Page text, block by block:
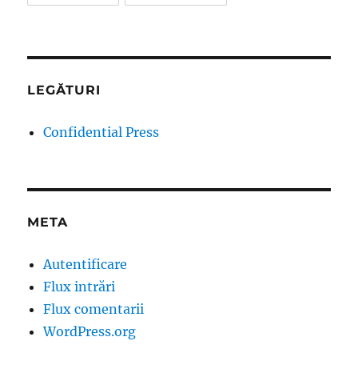
LEGĂTURI
Confidential Press
META
Autentificare
Flux intrări
Flux comentarii
WordPress.org